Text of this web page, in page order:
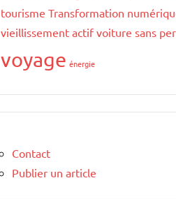
tourisme Transformation
vieillissement actif voiture sans
voyage énergie
Contact
Publier un article